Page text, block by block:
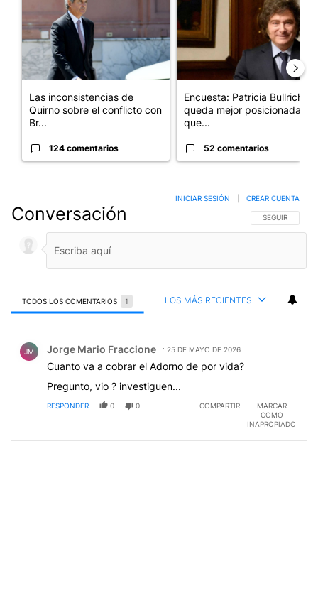
Las inconsistencias de
Quirno sobre el conflicto con
Br...
124 comentarios
Encuesta: Patricia Bullrich
queda mejor posicionada
que...
52 comentarios
Conversación SIGA ESTA
SEGUIR
INICIAR SESIÓN CREAR CUENTA
TODOS LOS COMENTARIOS 1 LOS MÁS RECIENTES
JM Jorge Mario Fraccione 25 DE MAYO DE 2026
Cuanto va a cobrar el Adorno de por vida?
Pregunto, vio ? investiguen...
RESPONDER 0 0 COMPARTIR
MARCAR
COMO
INAPROPIADO